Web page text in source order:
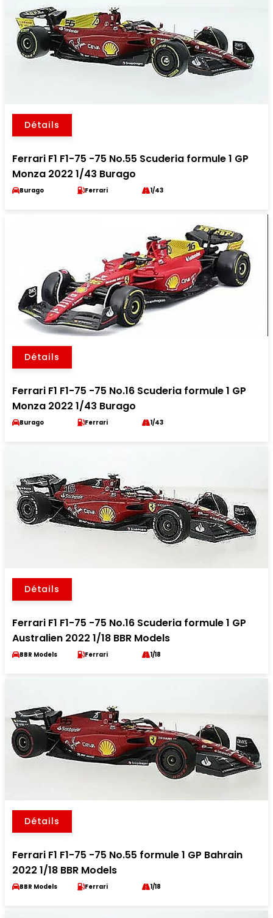
Détails
Ferrari F1 F1-75 -75 No.55 Scuderia formule 1 GP
Monza 2022 1/43 Burago
Burago Ferrari 1/43
Détails
Ferrari F1 F1-75 -75 No.16 Scuderia formule 1 GP
Monza 2022 1/43 Burago
Burago Ferrari 1/43
Détails
Ferrari F1 F1-75 -75 No.16 Scuderia formule 1 GP
Australien 2022 1/18 BBR Models
BBR Models Ferrari 1/18
Détails
Ferrari F1 F1-75 -75 No.55 formule 1 GP Bahrain
2022 1/18 BBR Models
BBR Models Ferrari 1/18